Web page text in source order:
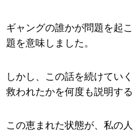
ギャングの誰かが問題を起
題を意味しました。
しかし、この話を続けてい
救われたかを何度も説明する
この恵まれた状態が、私の